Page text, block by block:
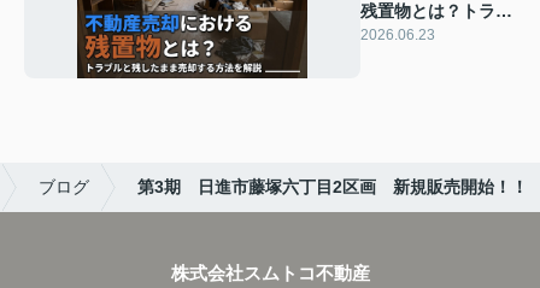
残置物とは？トラブ
ルと残したまま売却
2026.06.23
ブログ 第3期 日進市藤塚六丁目2区画 新規販売開始！！
株式会社スムトコ不動産